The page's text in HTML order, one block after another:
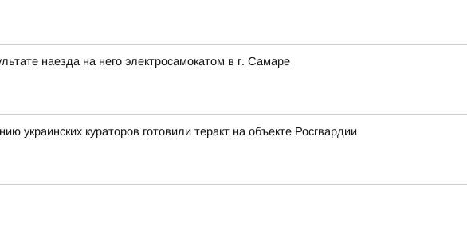
наезда на него электросамокатом в г. Самаре
кураторов готовили теракт на объекте Росгвардии